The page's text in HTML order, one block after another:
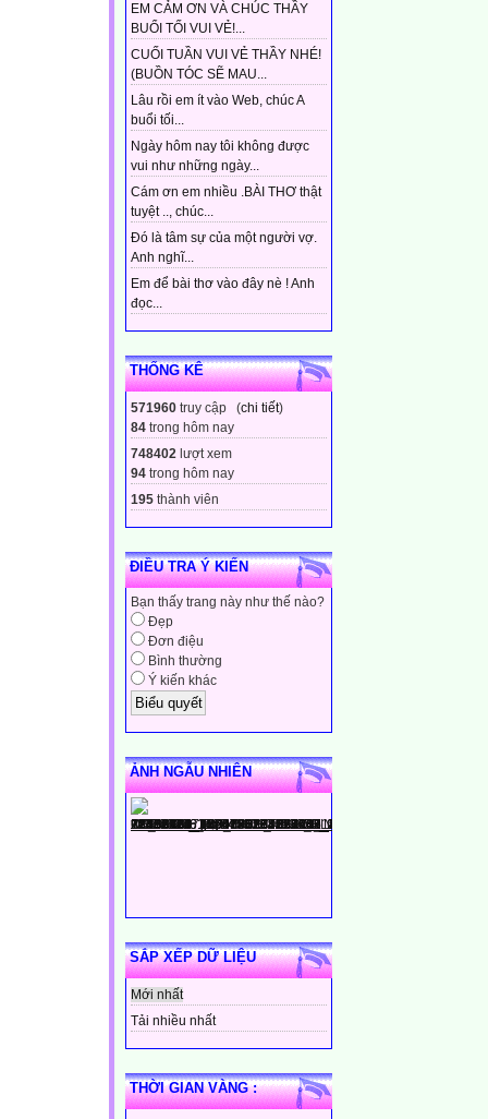
EM CẢM ƠN VÀ CHÚC THẦY
BUỔI TỐI VUI VẺ!...
CUỐI TUẦN VUI VẺ THẦY NHÉ!
(BUỒN TÓC SẼ MAU...
Lâu rồi em ít vào Web, chúc A
buổi tối...
Ngày hôm nay tôi không được
vui như những ngày...
Cám ơn em nhiều .BÀI THƠ thật
tuyệt .., chúc...
Đó là tâm sự của một người vợ.
Anh nghĩ...
Em để bài thơ vào đây nè ! Anh
đọc...
THỐNG KÊ
571960 truy cập (chi tiết)
84 trong hôm nay
748402 lượt xem
94 trong hôm nay
195 thành viên
ĐIỀU TRA Ý KIẾN
Bạn thấy trang này như thế nào?
Đẹp
Đơn điệu
Bình thường
Ý kiến khác
ẢNH NGẪU NHIÊN
SẮP XẾP DỮ LIỆU
Mới nhất
Tải nhiều nhất
THỜI GIAN VÀNG :